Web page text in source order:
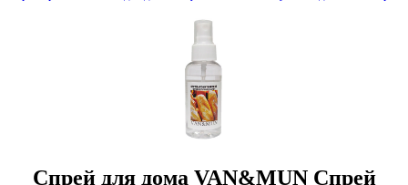
Спрей для дома VAN&MUN Спрей